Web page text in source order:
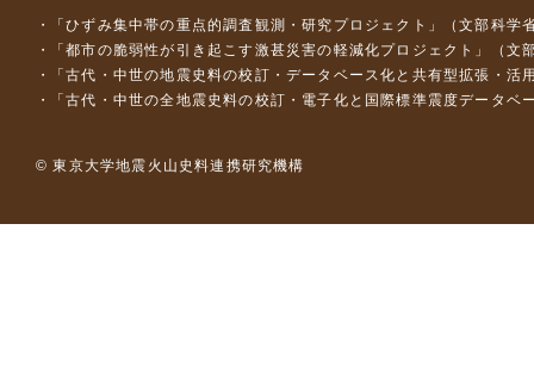
「ひずみ集中帯の重点的調査観測・研究プロジェクト」（文部科
「都市の脆弱性が引き起こす激甚災害の軽減化プロジェクト」（
「古代・中世の地震史料の校訂・データベース化と共有型拡張・
「古代・中世の全地震史料の校訂・電子化と国際標準震度データ
© 東京大学地震火山史料連携研究機構